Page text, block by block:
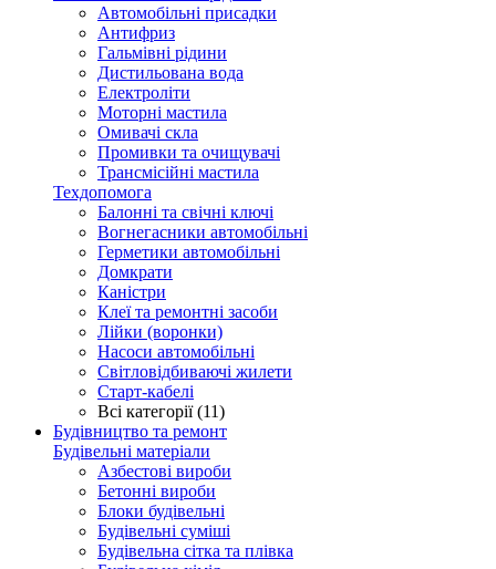
Автомобільні присадки
Антифриз
Гальмівні рідини
Дистильована вода
Електроліти
Моторні мастила
Омивачі скла
Промивки та очищувачі
Трансмісійні мастила
Техдопомога
Балонні та свічні ключі
Вогнегасники автомобільні
Герметики автомобільні
Домкрати
Каністри
Клеї та ремонтні засоби
Лійки (воронки)
Насоси автомобільні
Світловідбиваючі жилети
Старт-кабелі
Всі категорії (11)
Будівництво та ремонт
Будівельні матеріали
Азбестові вироби
Бетонні вироби
Блоки будівельні
Будівельні суміші
Будівельна сітка та плівка